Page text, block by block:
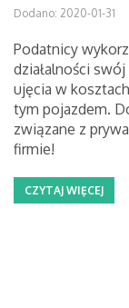
Dodano: 2020-01-31
Podatnicy
działalności
ujęcia w
tym pojazdem.
związane z
firmie!
CZYTAJ WIĘCEJ